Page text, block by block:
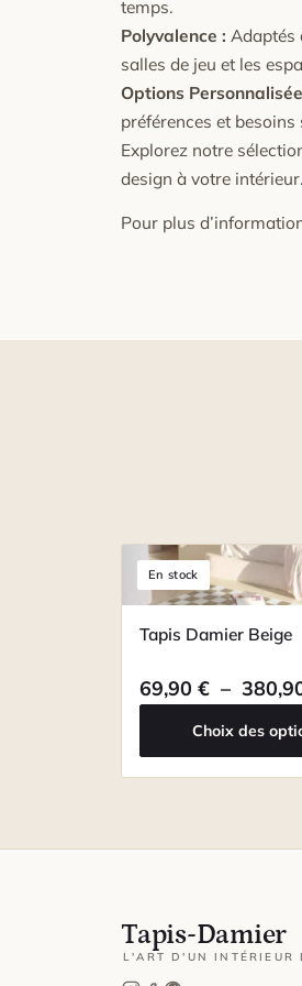
temps.
Polyvalence : Adaptés
salles de jeu et les
Options
préférences et besoins
Explorez notre
design à votre intérieur.
Pour plus
En stock
Tapis Damier Beige
69,90 € –
Choix des
Tapis-Damier
L'ART D'UN INTÉRIEUR